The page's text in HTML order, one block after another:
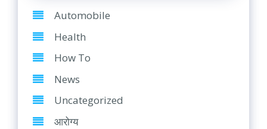
Automobile
Health
How To
News
Uncategorized
आरोग्य